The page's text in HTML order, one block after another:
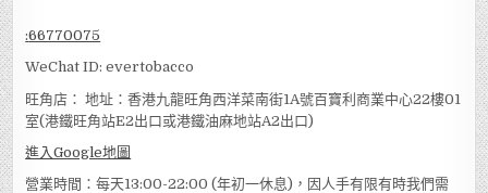
:66770075
WeChat ID: evertobacco
旺角店： 地址：香港九龍旺角西洋菜南街1A號百寶利商業中心22樓01
室(港鐵旺角站E2出口或港鐵油麻地站A2出口)
進入Google地圖
營業時間：每天13:00-22:00 (年初一休息)，因人手有限有時我們需